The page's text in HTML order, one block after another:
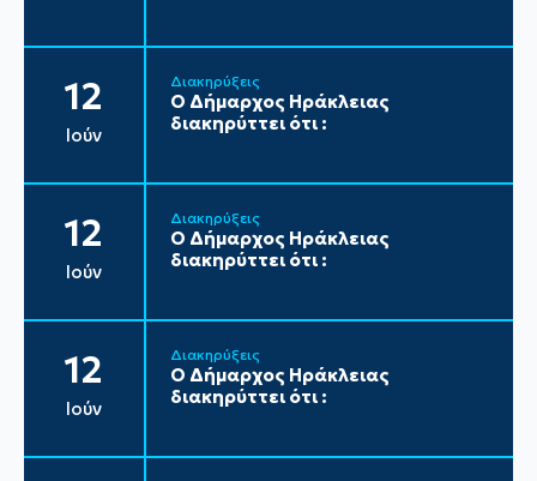
12
Ιούν
Διακηρύξεις
Ο Δήμαρχος Ηράκλειας
διακηρύττει ότι :
12
Ιούν
Διακηρύξεις
Ο Δήμαρχος Ηράκλειας
διακηρύττει ότι :
12
Ιούν
Διακηρύξεις
Ο Δήμαρχος Ηράκλειας
διακηρύττει ότι :